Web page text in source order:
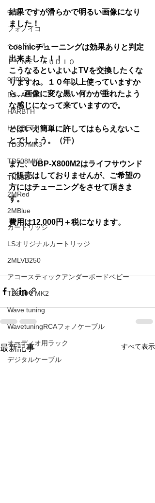
中電
フォノイコ
ヘッドシェル
ＦＹＮＥ ＡＵＤＩＯ
ortofon
DS -AUDIO
HARBTH
HARBETH
TD307MK3
TD508MK3
TN5BB
2MRed
2MBlue
カートリッジ
LSオリジナルカートリッジ
2MLVB250
アコースティックアンダーボードベビー
TD510ｚMK2
Wave tuning
WavetuningRCAフォノケーブル
オーディオ用ラック
デジタルケーブル
結果ですが滑らかで明るい画像になり
ました！
cosmicチューニングは効果ありと判定
出来ました！！
こうなるといよいよTVを交換したくな
りますね。１０年以上使っていますか
ら、画像に変な黒い何かが垂れたよう
な感じになって来ていますので。
とはいえ簡単に許してはもらえないこ
とでしょう。（汗）
また、UBP-X800M2はライフサウンド
で販売はしておりませんが、ご希望の
方にはチューニングをさせて頂きま
す。
費用は12,000円＋税になります。
最新記事 すべて表示